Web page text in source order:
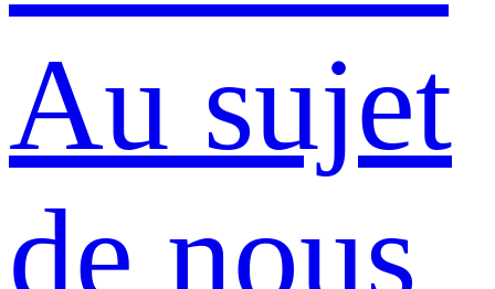
Au sujet
de nous